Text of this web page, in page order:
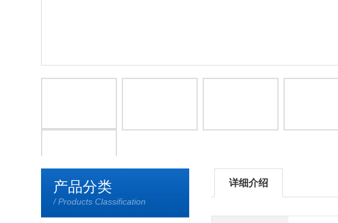
产品分类
/ Products Classification
详细介绍